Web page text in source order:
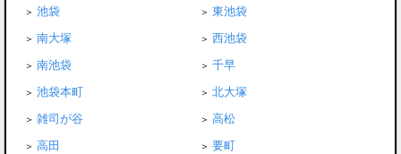
池袋
東池袋
南大塚
西池袋
南池袋
千早
池袋本町
北大塚
雑司が谷
高松
高田
要町